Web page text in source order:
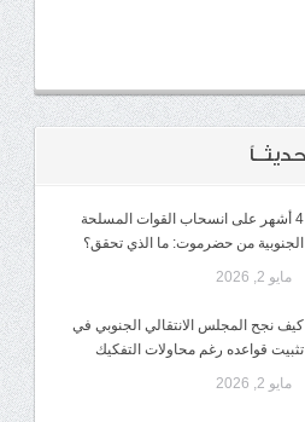
4 أشهر على انسحاب القوات المسلحة
الجنوبية من حضرموت: ما الذي تحقق؟
مايو 2, 2026
كيف نجح المجلس الانتقالي الجنوبي في
تثبيت قواعده رغم محاولات التفكيك
مايو 2, 2026